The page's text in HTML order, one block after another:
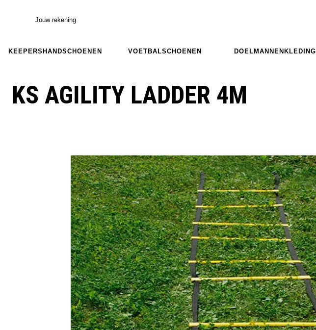
Jouw rekening
KEEPERSHANDSCHOENEN VOETBALSCHOENEN DOELMANNENKLEDING
KS AGILITY LADDER 4M